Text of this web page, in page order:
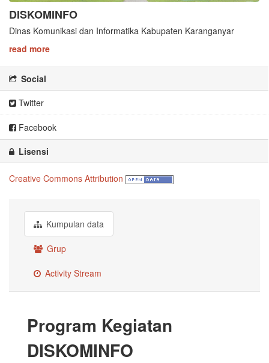
DISKOMINFO
Dinas Komunikasi dan Informatika Kabupaten Karanganyar
read more
Social
Twitter
Facebook
Lisensi
Creative Commons Attribution
Kumpulan data
Grup
Activity Stream
Program Kegiatan
DISKOMINFO